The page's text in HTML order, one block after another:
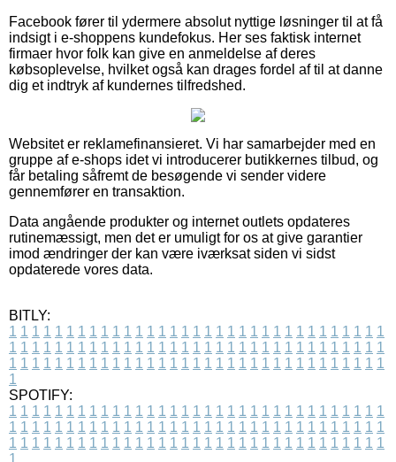
Facebook fører til ydermere absolut nyttige løsninger til at få
indsigt i e-shoppens kundefokus. Her ses faktisk internet
firmaer hvor folk kan give en anmeldelse af deres
købsoplevelse, hvilket også kan drages fordel af til at danne
dig et indtryk af kundernes tilfredshed.
Websitet er reklamefinansieret. Vi har samarbejder med en
gruppe af e-shops idet vi introducerer butikkernes tilbud, og
får betaling såfremt de besøgende vi sender videre
gennemfører en transaktion.
Data angående produkter og internet outlets opdateres
rutinemæssigt, men det er umuligt for os at give garantier
imod ændringer der kan være iværksat siden vi sidst
opdaterede vores data.
BITLY:
1 1 1 1 1 1 1 1 1 1 1 1 1 1 1 1 1 1 1 1 1 1 1 1 1 1 1 1 1 1 1 1 1
1 1 1 1 1 1 1 1 1 1 1 1 1 1 1 1 1 1 1 1 1 1 1 1 1 1 1 1 1 1 1 1 1
1 1 1 1 1 1 1 1 1 1 1 1 1 1 1 1 1 1 1 1 1 1 1 1 1 1 1 1 1 1 1 1 1
1
SPOTIFY:
1 1 1 1 1 1 1 1 1 1 1 1 1 1 1 1 1 1 1 1 1 1 1 1 1 1 1 1 1 1 1 1 1
1 1 1 1 1 1 1 1 1 1 1 1 1 1 1 1 1 1 1 1 1 1 1 1 1 1 1 1 1 1 1 1 1
1 1 1 1 1 1 1 1 1 1 1 1 1 1 1 1 1 1 1 1 1 1 1 1 1 1 1 1 1 1 1 1 1
1